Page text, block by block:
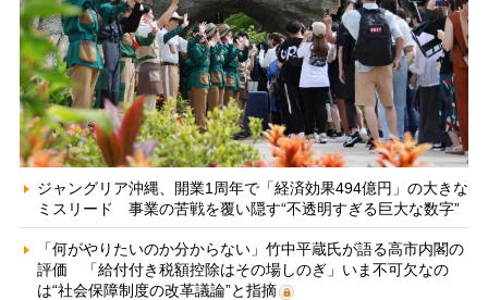
ジャングリア沖縄、開業1周年で「経済効果494億円」の大きな
ミスリード 事業の苦戦を覆い隠す“不透明すぎる巨大な数字”
「何がやりたいのか分からない」竹中平蔵氏が語る高市内閣の
評価 「給付付き税額控除はその場しのぎ」いま不可欠なの
は“社会保障制度の改革議論”と指摘